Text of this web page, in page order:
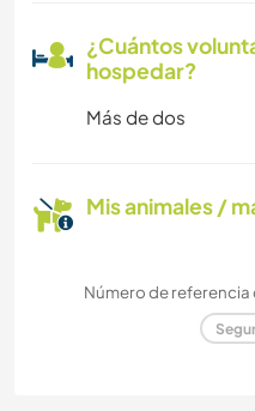
¿Cuántos
hospedar?
Más de dos
Mis animales /
Número de referencia